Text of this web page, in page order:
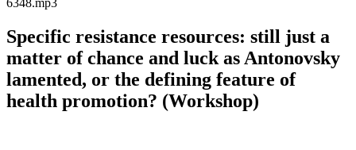
Specific resistance resources: still just a
matter of chance and luck as Antonovsky
lamented, or the defining feature of
health promotion? (Workshop)